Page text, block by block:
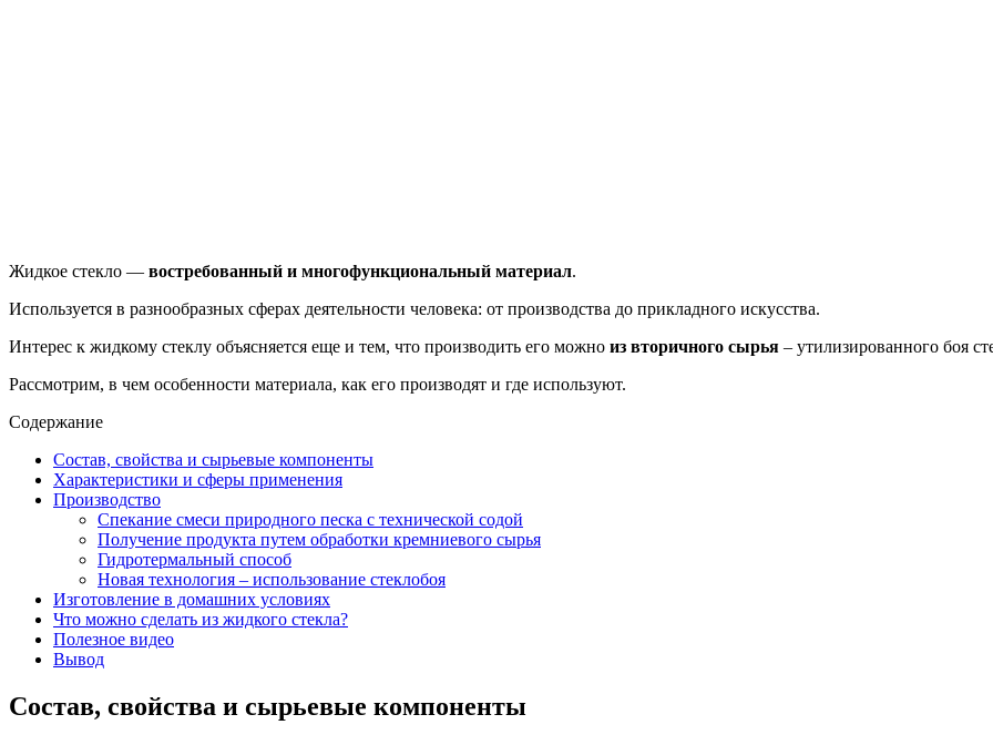
Жидкое стекло — востребованный и многофункциональный материал.
Используется в разнообразных сферах деятельности человека: от производства до прикладного искусства.
Интерес к жидкому стеклу объясняется еще и тем, что производить его можно из вторичного сырья – утилизированного боя
Рассмотрим, в чем особенности материала, как его производят и где используют.
Содержание
Состав, свойства и сырьевые компоненты
Характеристики и сферы применения
Производство
Спекание смеси природного песка с технической содой
Получение продукта путем обработки кремниевого сырья
Гидротермальный способ
Новая технология – использование стеклобоя
Изготовление в домашних условиях
Что можно сделать из жидкого стекла?
Полезное видео
Вывод
Состав, свойства и сырьевые компоненты